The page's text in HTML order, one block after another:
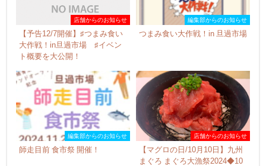
店舗からのお知らせ
【予告12/7開催】♯つまみ食い
大作戦！in旦過市場 ♯イベン
ト概要を大公開！
編集部からのお知らせ
つまみ食い大作戦！in 旦過市場
編集部からのお知らせ
師走目前 食市祭 開催！
店舗からのお知らせ
【マグロの日/10月10日】九州
まぐろ まぐろ大漁祭2024◆10